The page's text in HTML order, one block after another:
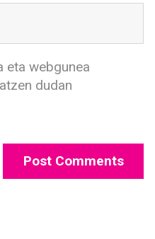
eta webgunea
dudan